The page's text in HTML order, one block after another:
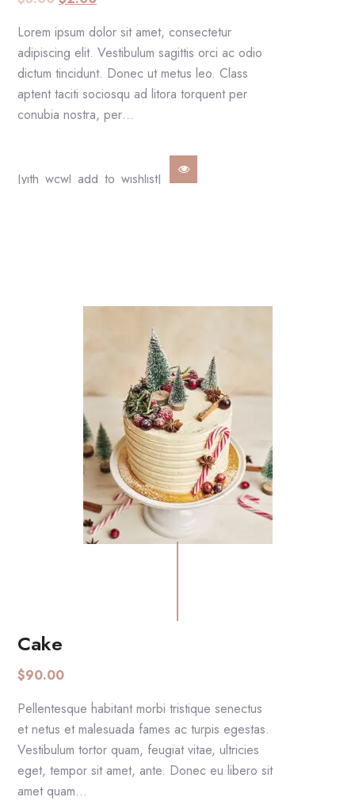
Lorem ipsum dolor sit amet, consectetur
adipiscing elit. Vestibulum sagittis orci ac odio
dictum tincidunt. Donec ut metus leo. Class
aptent taciti sociosqu ad litora torquent per
conubia nostra, per…
[yith_wcwl_add_to_wishlist]
Cake
$90.00
Pellentesque habitant morbi tristique senectus
et netus et malesuada fames ac turpis egestas.
Vestibulum tortor quam, feugiat vitae, ultricies
eget, tempor sit amet, ante. Donec eu libero sit
amet quam…